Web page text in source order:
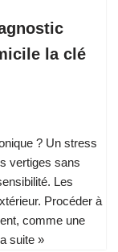
la clé
? Un stress
vertiges sans
Les
Procéder à
comme une
suite »